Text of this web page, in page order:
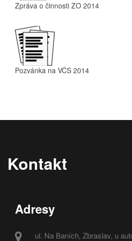
Zpráva o činnosti ZO 2014
Pozvánka na VČS 2014
Kontakt
Adresy
ul. Na Baních, Zbraslav, u